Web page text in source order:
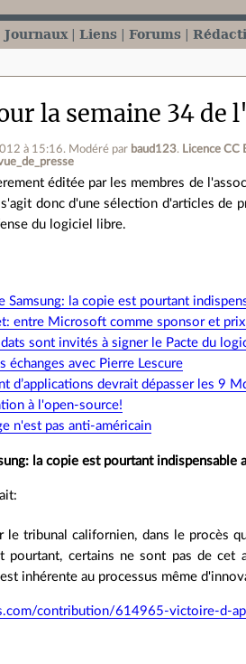
Journaux Liens Forums
la semaine 34 de
à 15:16. Modéré par baud123. Licence CC
éditée par les membres de
donc d'une sélection d'articles de
du logiciel libre.
la copie est pourtant
entre Microsoft comme sponsor et
sont invités à signer le Pacte du
échanges avec Pierre Lescure
d’applications devrait dépasser les 9
à l'open-source!
n'est pas anti-américain
la copie est pourtant indispensable
tribunal californien, dans le procès
certains ne sont pas de cet
inhérente au processus même
contribution/614965-victoire-d-